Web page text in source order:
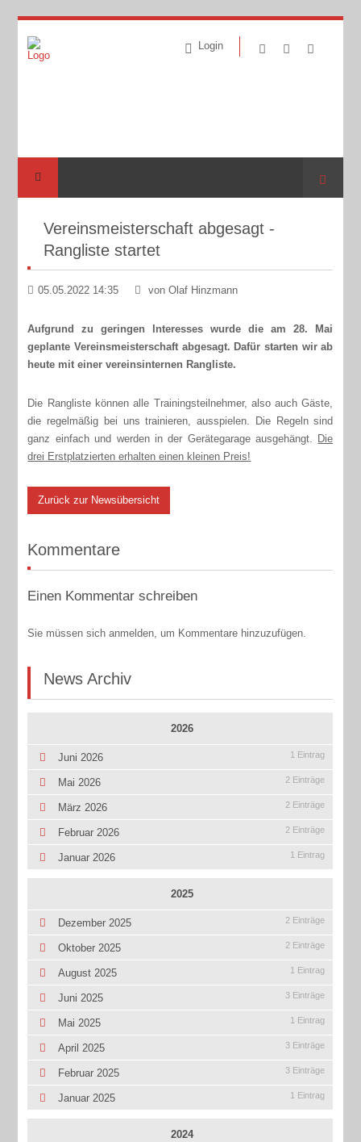
Login
Suche
Vereinsmeisterschaft abgesagt -
Rangliste startet
05.05.2022 14:35 von Olaf Hinzmann
Aufgrund zu geringen Interesses wurde die am 28. Mai
geplante Vereinsmeisterschaft abgesagt. Dafür starten wir ab
heute mit einer vereinsinternen Rangliste.
Die Rangliste können alle Trainingsteilnehmer, also auch Gäste,
die regelmäßig bei uns trainieren, ausspielen. Die Regeln sind
ganz einfach und werden in der Gerätegarage ausgehängt.
Die
drei Erstplatzierten erhalten einen kleinen Preis!
Zurück zur Newsübersicht
Kommentare
Einen Kommentar schreiben
Sie müssen sich anmelden, um Kommentare hinzuzufügen.
News Archiv
2026
Juni 2026 1 Eintrag
Mai 2026 2 Einträge
März 2026 2 Einträge
Februar 2026 2 Einträge
Januar 2026 1 Eintrag
2025
Dezember 2025 2 Einträge
Oktober 2025 2 Einträge
August 2025 1 Eintrag
Juni 2025 3 Einträge
Mai 2025 1 Eintrag
April 2025 3 Einträge
Februar 2025 3 Einträge
Januar 2025 1 Eintrag
2024